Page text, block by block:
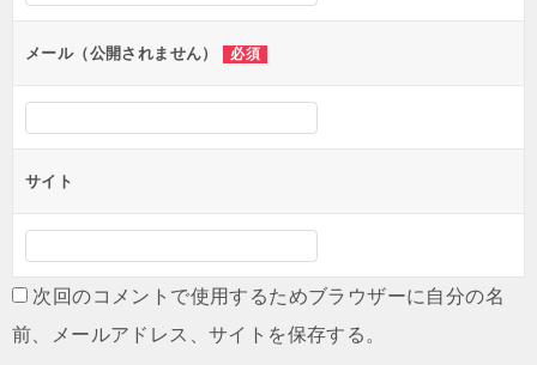
ョ
ンメール（公開されません） 必須
サイト
次回のコメントで使用するためブラウザーに自分の名
前、メールアドレス、サイトを保存する。